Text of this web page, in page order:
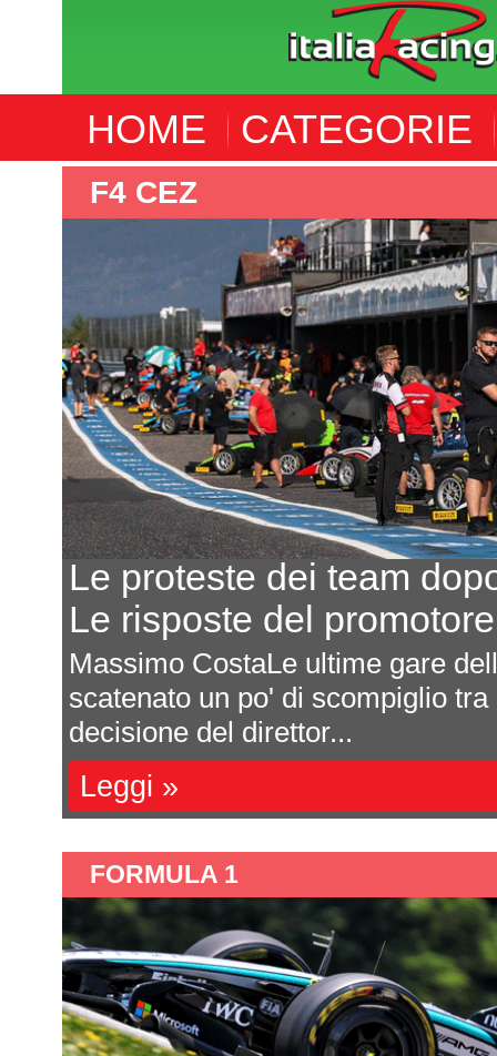
HOME CATEGORIE
ALTRE
Eurocup-5, il progetto
8 team, 5 eventi,
In seguito all'annuncio della
Federazione Reale Spagnola
campionato ha c...
Leggi »
FORMULA 1